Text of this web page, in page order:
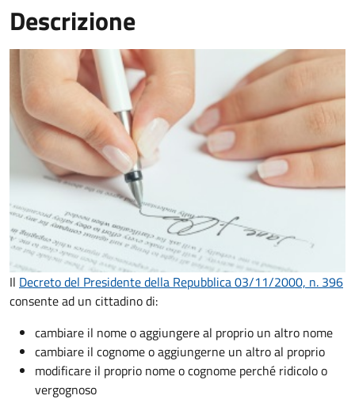
Descrizione
Il Decreto del Presidente della Repubblica 03/11/2000, n. 396
consente ad un cittadino di:
cambiare il nome o aggiungere al proprio un altro nome
cambiare il cognome o aggiungerne un altro al proprio
modificare il proprio nome o cognome perché ridicolo o
vergognoso